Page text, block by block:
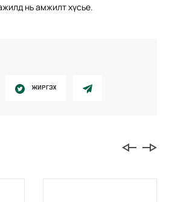
нь амжилт хүсье.
ЖИРГЭХ